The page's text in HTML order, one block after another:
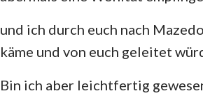
und ich durch euch nach
käme und von euch geleitet
Bin ich aber leichtfertig